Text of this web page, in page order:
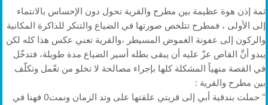
ثمة إذن هوة عظيمة بين مطرح والقرية تحول دون الإحساس بالانتماء
إلى الأولى ، فمطرح تتلخص صورتها في الضياع والتنكر للذاكرة المكانية
والركون إلى عفونة الغموض المسيطر ،والقرية تعني عكس هذا كله لكن
يبدو أنَّ القاص عزّ عليه أن يبقى بطله أسير الضياع مدة طويلة، فتدخّل
في القصة منهياً المشكلة كلها بإجراء مصالحة لا تخلو من تعّمل وتكلّف
بين مطرح والقرية :
” حملت بندقية أبي إلى قريتي علقتها على وتد الزمان ونمت0 فهنا في